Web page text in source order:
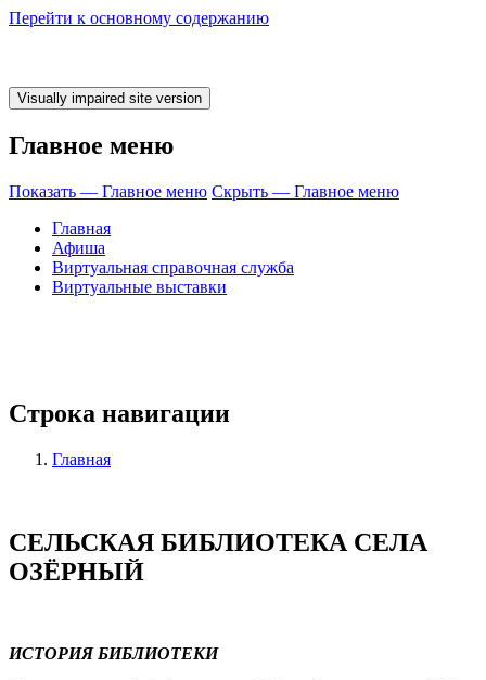
Перейти к основному содержанию
Главное меню
Показать — Главное меню Скрыть — Главное меню
Главная
Афиша
Виртуальная справочная служба
Виртуальные выставки
Строка навигации
Главная
СЕЛЬСКАЯ БИБЛИОТЕКА СЕЛА
ОЗЁРНЫЙ
ИСТОРИЯ БИБЛИОТЕКИ